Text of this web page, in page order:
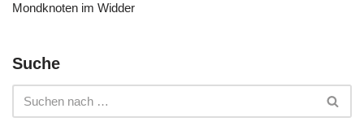
Mondknoten im Widder
Suche